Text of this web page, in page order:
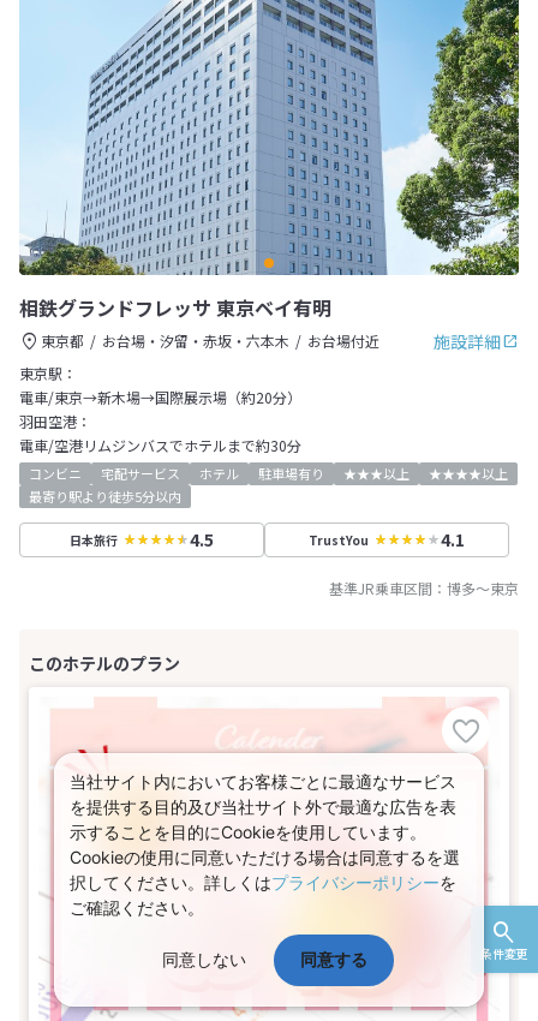
条件変更
相鉄グランドフレッサ 東京ベイ有明
施設詳細
東京都 お台場・汐留・赤坂・六本木
お台場付近
東京駅：
電車/東京→新木場→国際展示場（約20分）
羽田空港：
電車/空港リムジンバスでホテルまで約30分
コンビニ 宅配サービス ホテル 駐車場有り ★★★以上
★★★★以上
最寄り駅より徒歩5分以内
日本旅行 4.5 TrustYou 4.1
基準JR乗車区間： 博多～東京
当社サイト内においてお客様ごとに最適なサービス
を提供する目的及び当社サイト外で最適な広告を表
示することを目的にCookieを使用しています。
Cookieの使用に同意いただける場合は同意するを選
択してください。詳しくはプライバシーポリシーを
ご確認ください。
同意しない 同意する